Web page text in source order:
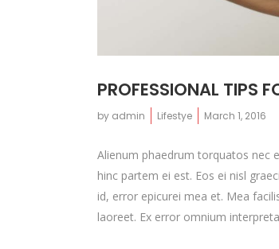
PROFESSIONAL TIPS
by admin Lifestye March 1, 2016
Alienum phaedrum torquatos nec
hinc partem ei est. Eos ei nisl
id, error epicurei mea et. Mea
laoreet. Ex error omnium